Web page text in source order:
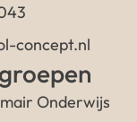
concept.nl
Onderwijs